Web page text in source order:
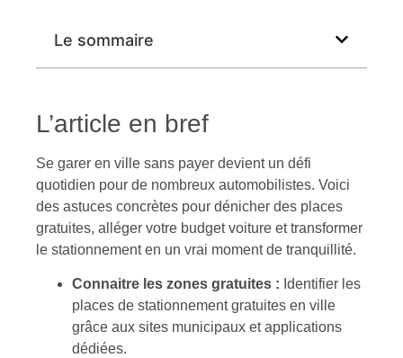
Le sommaire
L’article en bref
Se garer en ville sans payer devient un défi
quotidien pour de nombreux automobilistes. Voici
des astuces concrètes pour dénicher des places
gratuites, alléger votre budget voiture et transformer
le stationnement en un vrai moment de tranquillité.
Connaitre les zones gratuites : Identifier les
places de stationnement gratuites en ville
grâce aux sites municipaux et applications
dédiées.